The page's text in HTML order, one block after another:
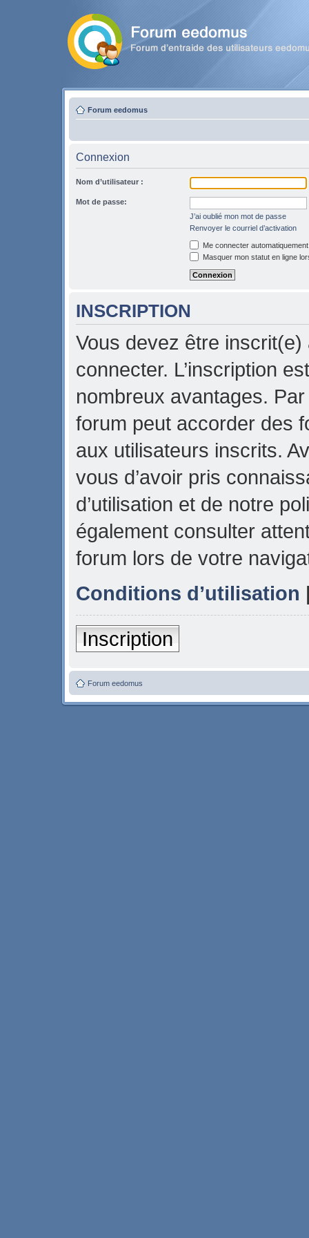
Forum eedomus
Connexion
Nom d’utilisateur :
Mot de passe:
J’ai oublié mon mot de passe
Renvoyer le courriel d’activation
Me connecter
Masquer mon statut en ligne
INSCRIPTION
Vous devez être
connecter. L’inscription
nombreux avantages.
forum peut accorder des
aux utilisateurs inscrits.
vous d’avoir pris
d’utilisation et de notre
également consulter
forum lors de votre
Conditions d’utilisation
Inscription
Forum eedomus